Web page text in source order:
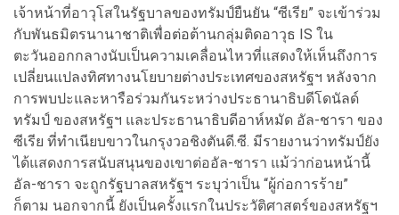
เจ้าหน้าที่อาวุโสในรัฐบาลของทรัมป์ยืนยัน “ซีเรีย” จะเข้าร่วม
กับพันธมิตรนานาชาติเพื่อต่อต้านกลุ่มติดอาวุธ IS ใน
ตะวันออกกลางนับเป็นความเคลื่อนไหวที่แสดงให้เห็นถึงการ
เปลี่ยนแปลงทิศทางนโยบายต่างประเทศของสหรัฐฯ หลังจาก
การพบปะและหารือร่วมกันระหว่างประธานาธิบดีโดนัลด์
ทรัมป์ ของสหรัฐฯ และประธานาธิบดีอาห์หมัด อัล-ชารา ของ
ซีเรีย ที่ทำเนียบขาวในกรุงวอชิงตันดี.ซี. มีรายงานว่าทรัมป์ยัง
ได้แสดงการสนับสนุนของเขาต่ออัล-ชารา แม้ว่าก่อนหน้านี้
อัล-ชารา จะถูกรัฐบาลสหรัฐฯ ระบุว่าเป็น “ผู้ก่อการร้าย”
ก็ตาม นอกจากนี้ ยังเป็นครั้งแรกในประวัติศาสตร์ของสหรัฐฯ